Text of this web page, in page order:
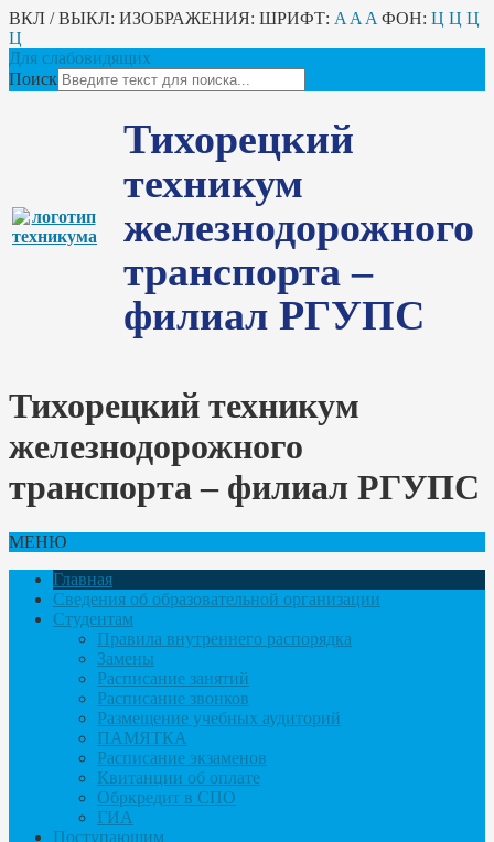
ВКЛ / ВЫКЛ: ИЗОБРАЖЕНИЯ: ШРИФТ: A A A ФОН: Ц Ц Ц
Ц
Для слабовидящих
Поиск
Тихорецкий
техникум
железнодорожного
транспорта –
филиал РГУПС
Тихорецкий техникум
железнодорожного
транспорта – филиал РГУПС
МЕНЮ
Главная
Сведения об образовательной организации
Студентам
Правила внутреннего распорядка
Замены
Расписание занятий
Расписание звонков
Размещение учебных аудиторий
ПАМЯТКА
Расписание экзаменов
Квитанции об оплате
Обркредит в СПО
ГИА
Поступающим